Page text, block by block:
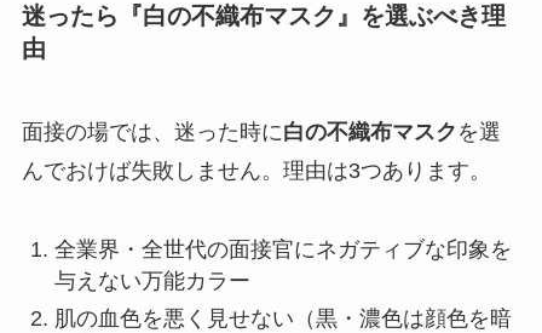
迷ったら『白の不織布マスク』を選ぶべき理
由
面接の場では、迷った時に白の不織布マスク を選
んでおけば失敗しません。理由は3つあります。
全業界・全世代の面接官にネガティブな印象を
与えない万能カラー
肌の血色を悪く見せない（黒・濃色は顔色を暗